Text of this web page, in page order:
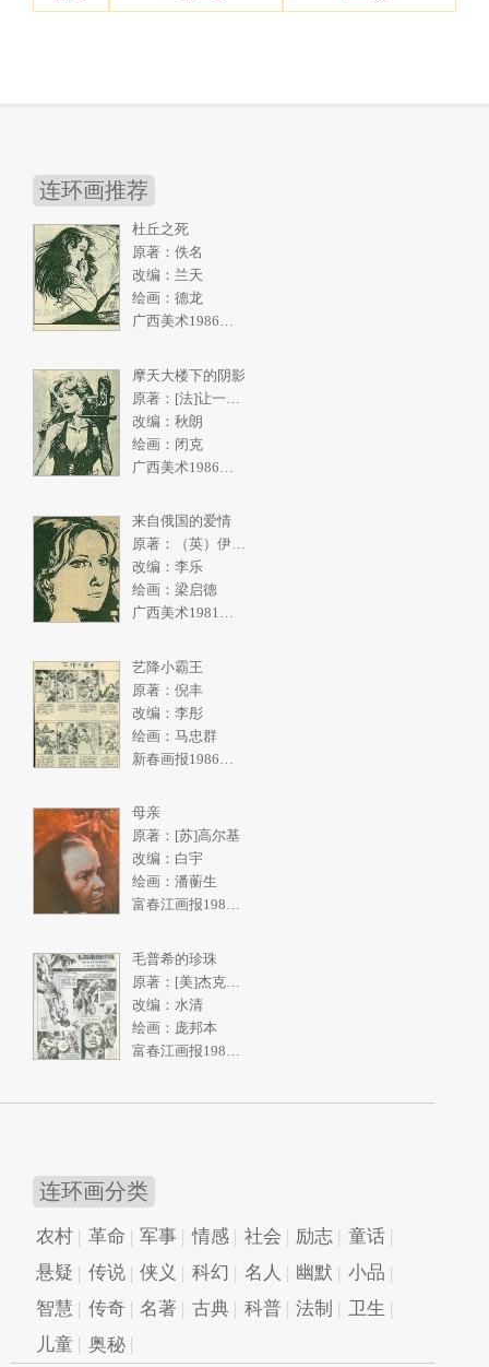
连环画推荐
杜丘之死
原著：佚名
改编：兰天
绘画：德龙
广西美术1986年5期
摩天大楼下的阴影
改编：秋朗
绘画：闭克
来自俄国的爱情
原著：（英）伊恩弗利明
改编：李乐
绘画：梁启德
广西美术1981年2期
艺降小霸王
原著：倪丰
改编：李彤
绘画：马忠群
母亲
原著：[苏]高尔基
改编：白宇
绘画：潘蘅生
富春江画报1986年5期
毛普希的珍珠
改编：水清
绘画：庞邦本
连环画分类
农村 革命 军事 情感 社会 励志
童话
悬疑
传说 侠义 科幻 名人 幽默
小品
智慧
传奇 名著 古典 科普 法制
卫生
儿童
奥秘